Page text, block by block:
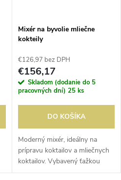
Mixér na byvolie mliečne
kokteily
€126,97 bez DPH
€156,17
Skladom (dodanie do 5
pracovných dní) 25 ks
DO KOŠÍKA
Moderný mixér, ideálny na
prípravu koktailov a mliečnych
koktailov. Vybavený ťažkou
základňou, aby stroj zostal